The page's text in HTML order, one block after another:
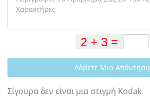
Λάβετε Μια Απάντηση
Σίγουρα δεν είναι μια στιγμή Kodak